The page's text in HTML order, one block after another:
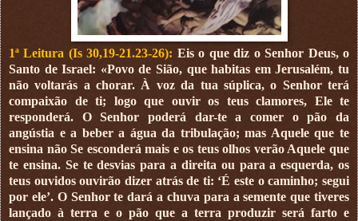
1ª Leitura (Is 30,19-21.23-26): Eis o que diz o Senhor Deus, o
Santo de Israel: «Povo de Sião, que habitas em Jerusalém, tu
não voltarás a chorar. À voz da tua súplica, o Senhor terá
compaixão de ti; logo que ouvir os teus clamores, Ele te
responderá. O Senhor poderá dar-te a comer o pão da
angústia e a beber a água da tribulação; mas Aquele que te
ensina não Se esconderá mais e os teus olhos verão Aquele que
te ensina. Se te desvias para a direita ou para a esquerda, os
teus ouvidos ouvirão dizer atrás de ti: ‘É este o caminho; segui
por ele’. O Senhor te dará a chuva para a semente que tiveres
lançado à terra e o pão que a terra produzir será farto e